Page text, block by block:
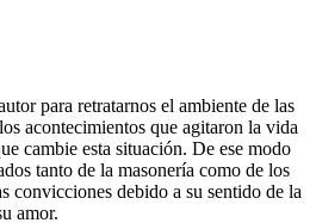
para retratarnos el ambiente de las
acontecimientos que agitaron la vida
cambie esta situación. De ese modo
tanto de la masonería como de los
convicciones debido a su sentido de la
amor.